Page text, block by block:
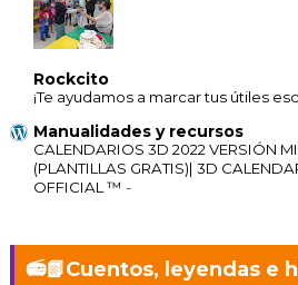
Rockcito
¡Te ayudamos a marcar tus útiles
Manualidades y recursos
CALENDARIOS 3D 2022 VERSIÓN
(PLANTILLAS GRATIS)| 3D
OFFICIAL ™ -
📻📗Cuentos, leyendas e